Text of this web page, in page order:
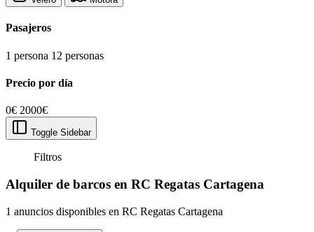
Pasajeros
1 persona 12 personas
Precio por día
0€ 2000€
Toggle Sidebar
Filtros
Alquiler de barcos en RC Regatas Cartagena
1 anuncios disponibles en RC Regatas Cartagena